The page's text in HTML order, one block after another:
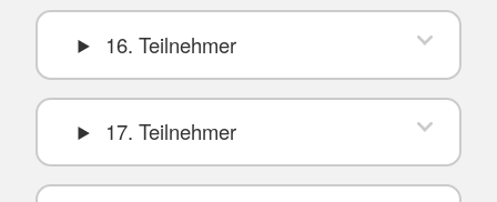
16. Teilnehmer
17. Teilnehmer